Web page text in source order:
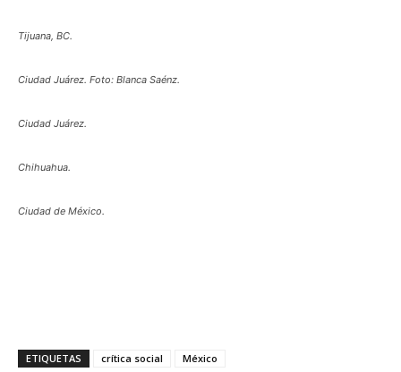
Tijuana, BC.
Ciudad Juárez. Foto: Blanca Saénz.
Ciudad Juárez.
Chihuahua.
Ciudad de México.
ETIQUETAS crítica social México